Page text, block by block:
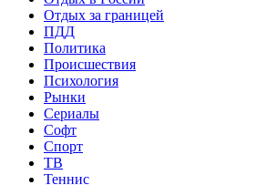
Отдых за границей
ПДД
Политика
Происшествия
Психология
Рынки
Сериалы
Софт
Спорт
ТВ
Теннис